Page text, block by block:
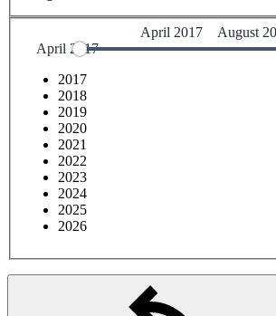
2017
2018
2019
2020
2021
2022
2023
2024
2025
2026